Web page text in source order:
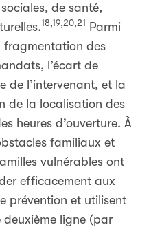
de santé,
18,19,20,21
Parmi
fragmentation des
l’écart de
de l’intervenant, et la
de la localisation des
heures d’ouverture. À
familiaux et
vulnérables ont
efficacement aux
prévention et utilisent
ligne (par